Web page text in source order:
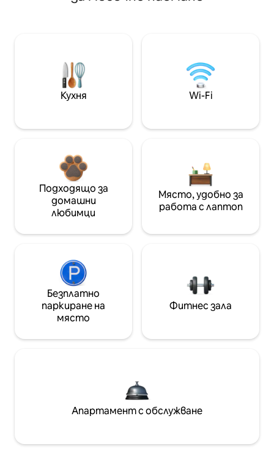
Кухня Wi-Fi
Подходящо за
домашни
любимци
Място, удобно за
работа с лаптоп
Безплатно
паркиране на
място
Фитнес зала
Апартамент с обслужване